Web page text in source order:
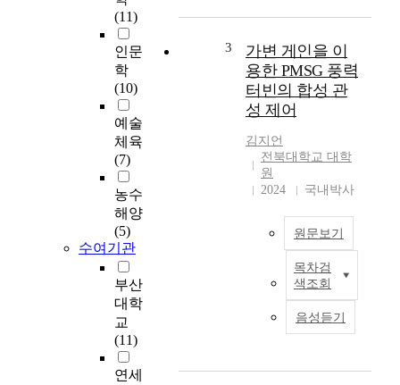
(11)
인문
학
(10)
예술
체육
(7)
농수
해양
(5)
수여기관
부산
대학
교
(11)
연세
업
3
가변 게인을 이
용한 PMSG 풍력
터빈의 합성 관
성 제어
김지언
전북대학교 대학
원
2024
국내박사
원문보기
목차검
색조회
음성듣기